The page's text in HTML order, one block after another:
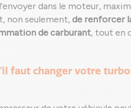
dans le moteur,
non seulement, de renforcer
de carburant, tout en
faut changer votre